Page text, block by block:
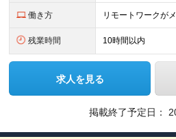
働き方 リモートワークが
残業時間 10時間以内
求人を見る
掲載終了予定日：